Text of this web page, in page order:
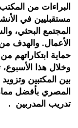
البراءات من
مستقبليين في
المجتمع البحثي،
الأعمال. والهدف
حماية ابتكاراتهم
وخلال هذا
بين المكتبين
المصري بأفضل
تدريب المدربين .